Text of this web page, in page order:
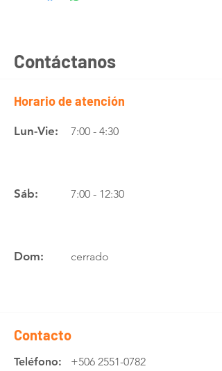
Contáctanos
Horario de atención
Lun-Vie: 7:00 - 4:30
Sáb: 7:00 - 12:30
Dom: cerrado
Contacto
Teléfono: +506 2551-0782